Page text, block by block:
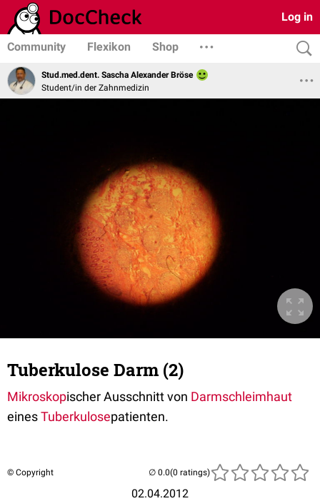
Log in
Community Flexikon Shop
Stud.med.dent. Sascha Alexander Bröse
Student/in der Zahnmedizin
Tuberkulose Darm (2)
Mikroskopischer Ausschnitt von Darmschleimhaut
einesTuberkulosepatienten.
© Copyright
02.04.2012
(0 ratings)